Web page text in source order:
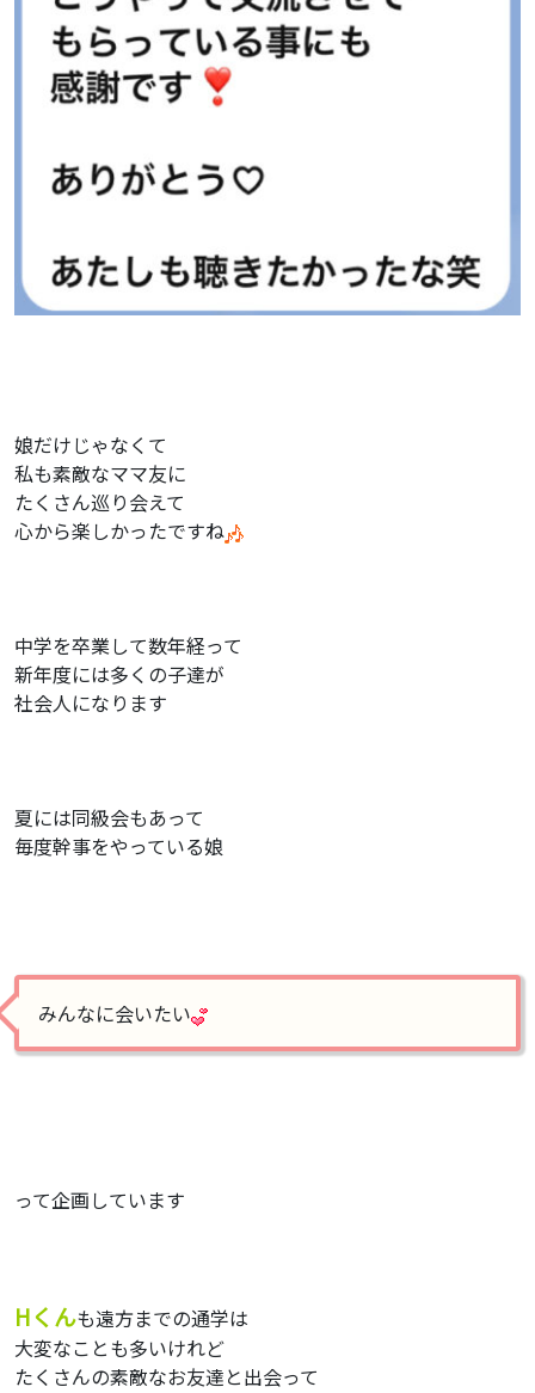
娘だけじゃなくて
私も素敵なママ友に
たくさん巡り会えて
心から楽しかったですね
中学を卒業して数年経って
新年度には多くの子達が
社会人になります
夏には同級会もあって
毎度幹事をやっている娘
みんなに会いたい
って企画しています
Hくんも遠方までの通学は
大変なことも多いけれど
たくさんの素敵なお友達と出会って